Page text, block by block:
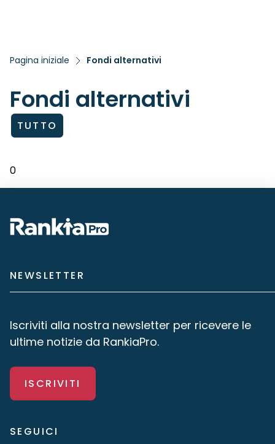
Pagina iniziale Fondi alternativi
Fondi alternativi
TUTTO
0
NEWSLETTER
Iscriviti alla nostra newsletter per ricevere le
ultime notizie da RankiaPro.
ISCRIVITI
SEGUICI